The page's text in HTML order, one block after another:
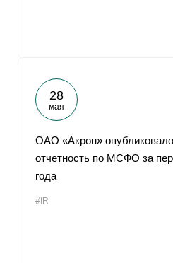
28
мая
ОАО «Акрон»
отчетность по МСФО за
года
#IR